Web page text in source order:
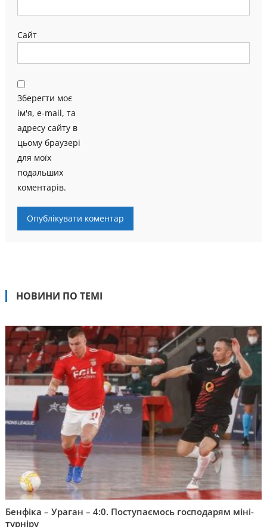
Сайт
Зберегти моє
ім'я, e-mail, та
адресу сайту в
цьому браузері
для моїх
подальших
коментарів.
НОВИНИ ПО ТЕМІ
Бенфіка – Ураган – 4:0. Поступаємось господарям міні-
турніру